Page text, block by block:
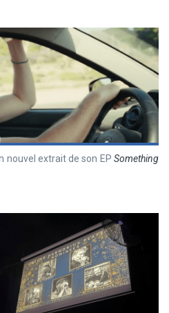
nouvel extrait de son EPSomething